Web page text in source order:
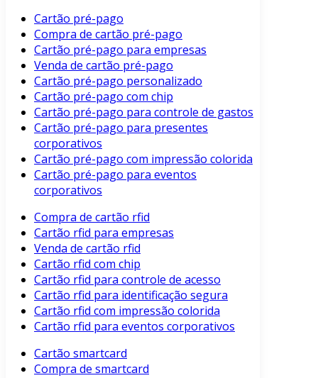
Cartão pré-pago
Compra de cartão pré-pago
Cartão pré-pago para empresas
Venda de cartão pré-pago
Cartão pré-pago personalizado
Cartão pré-pago com chip
Cartão pré-pago para controle de gastos
Cartão pré-pago para presentes
corporativos
Cartão pré-pago com impressão colorida
Cartão pré-pago para eventos
corporativos
Compra de cartão rfid
Cartão rfid para empresas
Venda de cartão rfid
Cartão rfid com chip
Cartão rfid para controle de acesso
Cartão rfid para identificação segura
Cartão rfid com impressão colorida
Cartão rfid para eventos corporativos
Cartão smartcard
Compra de smartcard